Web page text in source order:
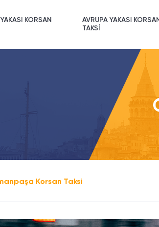
KORSAN
AVRUPA YAKASI KORSAN
TAKSİ
Korsan Taksi